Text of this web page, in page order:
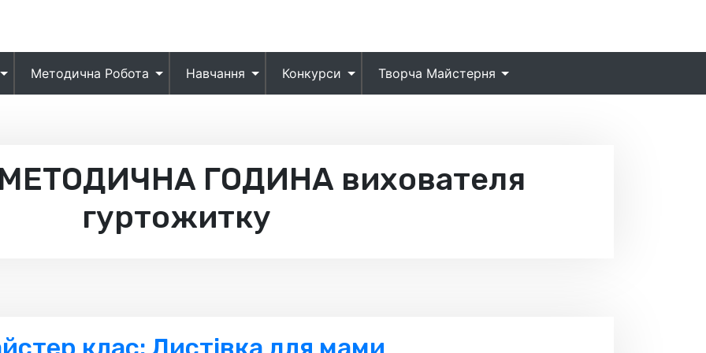
Методична Робота Навчання Конкурси Творча Майстерня
МЕТОДИЧНА ГОДИНА вихователя
гуртожитку